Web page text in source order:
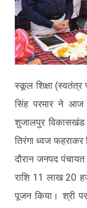
स्कूल शिक्षा (स्वतंत्र
सिंह परमार ने आज
शुजालपुर विकासखंड
तिरंगा ध्वज फहराकर
दौरान जनपद
राशि 11 लाख 20
पूजन किया। श्री